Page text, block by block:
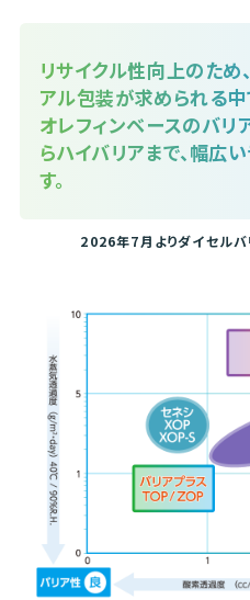
リサイクル性向上のため
アル包装が求められる中
オレフィンベースのバリ
らハイバリアまで、幅広
す。
2026年7月よりダイセルバ